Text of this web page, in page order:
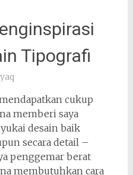
Tipografi
cukup
memberi saya
desain baik
secara detail –
penggemar berat
membutuhkan cara